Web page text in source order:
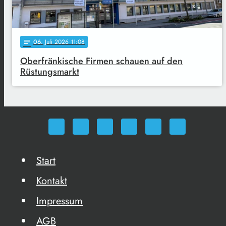
notes 06. Juli 2026 11:08
Oberfränkische Firmen schauen auf den
Rüstungsmarkt
Start
Kontakt
Impressum
AGB